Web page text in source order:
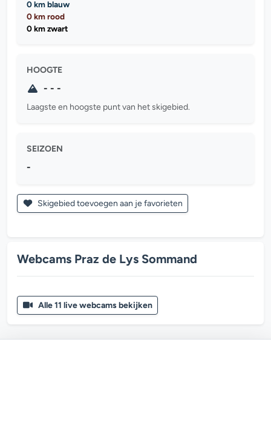
0 km blauw
0 km rood
0 km zwart
HOOGTE
- - -
Laagste en hoogste punt van het skigebied.
SEIZOEN
-
Skigebied toevoegen aan je favorieten
Webcams Praz de Lys Sommand
Alle 11 live webcams bekijken